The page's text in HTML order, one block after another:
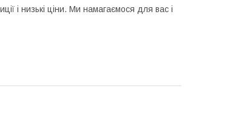
і низькі ціни. Ми намагаємося для вас і